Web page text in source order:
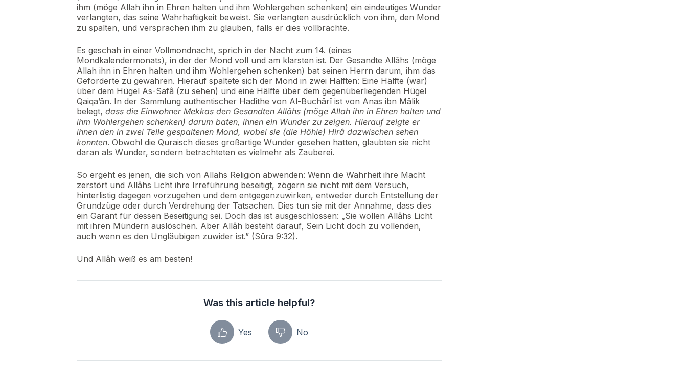
ihm (möge Allah ihn in Ehren halten und ihm Wohlergehen schenken) ein eindeutiges Wunder
verlangten, das seine Wahrhaftigkeit beweist. Sie verlangten ausdrücklich von ihm, den Mond
zu spalten, und versprachen ihm zu glauben, falls er dies vollbrächte.
Es geschah in einer Vollmondnacht, sprich in der Nacht zum 14. (eines
Mondkalendermonats), in der der Mond voll und am klarsten ist. Der Gesandte Allâhs (möge
Allah ihn in Ehren halten und ihm Wohlergehen schenken) bat seinen Herrn darum, ihm das
Geforderte zu gewähren. Hierauf spaltete sich der Mond in zwei Hälften: Eine Hälfte (war)
über dem Hügel As-Safâ (zu sehen) und eine Hälfte über dem gegenüberliegenden Hügel
Qaiqa’ân. In der Sammlung authentischer Hadîthe von Al-Buchârî ist von Anas ibn Mâlik
belegt, dass die Einwohner Mekkas den Gesandten Allâhs (möge Allah ihn in Ehren halten und
ihm Wohlergehen schenken) darum baten, ihnen ein Wunder zu zeigen. Hierauf zeigte er
ihnen den in zwei Teile gespaltenen Mond, wobei sie (die Höhle) Hirâ dazwischen sehen
konnten. Obwohl die Quraisch dieses großartige Wunder gesehen hatten, glaubten sie nicht
daran als Wunder, sondern betrachteten es vielmehr als Zauberei.
So ergeht es jenen, die sich von Allahs Religion abwenden: Wenn die Wahrheit ihre Macht
zerstört und Allâhs Licht ihre Irreführung beseitigt, zögern sie nicht mit dem Versuch,
hinterlistig dagegen vorzugehen und dem entgegenzuwirken, entweder durch Entstellung der
Grundzüge oder durch Verdrehung der Tatsachen. Dies tun sie mit der Annahme, dass dies
ein Garant für dessen Beseitigung sei. Doch das ist ausgeschlossen: „Sie wollen Allâhs Licht
mit ihren Mündern auslöschen. Aber Allâh besteht darauf, Sein Licht doch zu vollenden,
auch wenn es den Ungläubigen zuwider ist.” (Sûra 9:32).
Und Allâh weiß es am besten!
Was this article helpful?
Yes No